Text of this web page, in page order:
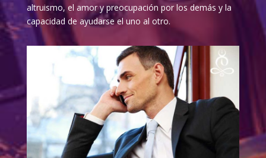
altruismo, el amor y preocupación por los demás y la
capacidad de ayudarse el uno al otro.